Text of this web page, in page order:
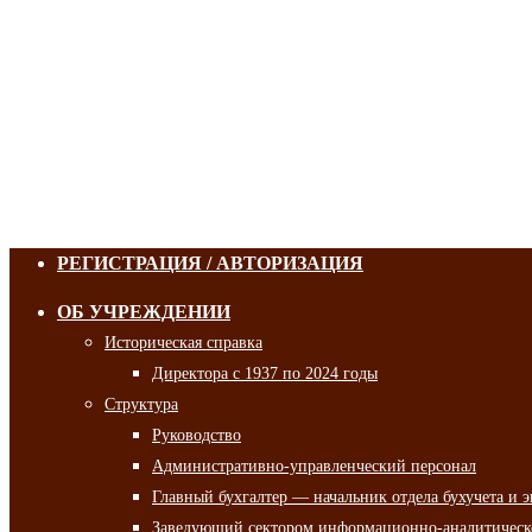
РЕГИСТРАЦИЯ / АВТОРИЗАЦИЯ
ОБ УЧРЕЖДЕНИИ
Историческая справка
Директора с 1937 по 2024 годы
Структура
Руководство
Административно-управленческий персонал
Главный бухгалтер — начальник отдела бухучета и
Заведующий сектором информационно-